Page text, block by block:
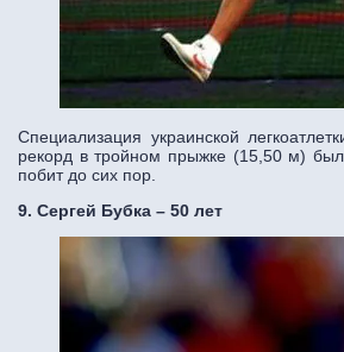
Специализация украинской
рекорд в тройном прыжке (15,50 м)
побит до сих пор.
9. Сергей Бубка – 50 лет